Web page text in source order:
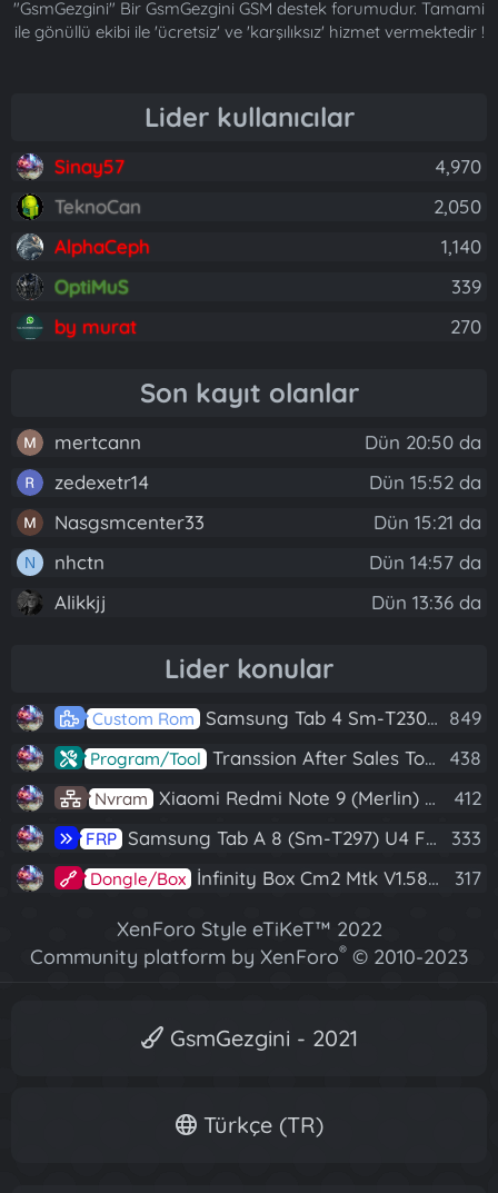
"GsmGezgini" Bir GsmGezgini GSM destek forumudur. Tamami
ile gönüllü ekibi ile 'ücretsiz' ve 'karşılıksız' hizmet vermektedir !
Lider kullanıcılar
Sinay57
4,970
TeknoCan
2,050
AlphaCeph
1,140
OptiMuS
339
by murat
270
Son kayıt olanlar
mertcann
Dün 20:50 da
zedexetr14
Dün 15:52 da
Nasgsmcenter33
Dün 15:21 da
N nhctn
Dün 14:57 da
Alikkjj
Dün 13:36 da
Lider konular
Custom Rom Samsung Tab 4 Sm-T230 Android 7.1 Stabil Eba Destekli Yazılım 849
Program/Tool Transsion After Sales Tool V1.5.1 Full (Tüm Mtk Işlemcili Cihazları Meta Moda Alma) 438
Nvram Xiaomi Redmi Note 9 (Merlin) Nvram Yedeği Fix Nv By Dft Pro 412
FRP Samsung Tab A 8 (Sm-T297) U4 Frp Reset 333
Dongle/Box İnfinity Box Cm2 Mtk V1.58 Full Kurulum+Crack 317
XenForo Style eTiKeT™ 2022
Community platform by XenForo® © 2010-2023
GsmGezgini - 2021
Türkçe (TR)